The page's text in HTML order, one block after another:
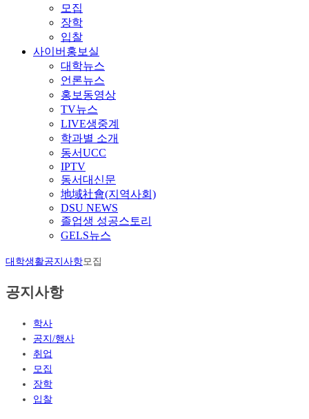
모집
장학
입찰
사이버홍보실
대학뉴스
언론뉴스
홍보동영상
TV뉴스
LIVE생중계
학과별 소개
동서UCC
IPTV
동서대신문
地域社會(지역사회)
DSU NEWS
졸업생 성공스토리
GELS뉴스
대학생활공지사항모집
공지사항
학사
공지/행사
취업
모집
장학
입찰